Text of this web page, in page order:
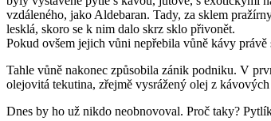
vzdáleného, jako Aldebaran. Tady, za sklem
lesklá, skoro se k nim dalo skrz sklo přivonět.
Pokud ovšem jejich vůni nepřebila vůně kávy právě
Tahle vůně nakonec způsobila zánik podniku. V
olejovitá tekutina, zřejmě vysrážený olej z
Dnes by ho už nikdo neobnovoval. Proč taky?